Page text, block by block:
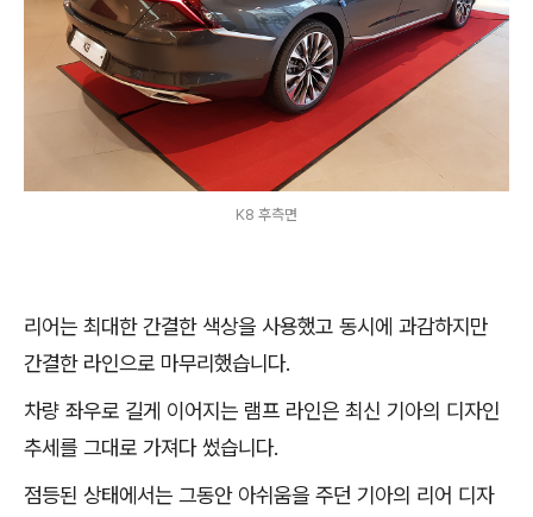
K8 후측면
리어는 최대한 간결한 색상을 사용했고 동시에 과감하지만
간결한 라인으로 마무리했습니다.
차량 좌우로 길게 이어지는 램프 라인은 최신 기아의 디자인
추세를 그대로 가져다 썼습니다.
점등된 상태에서는 그동안 아쉬움을 주던 기아의 리어 디자